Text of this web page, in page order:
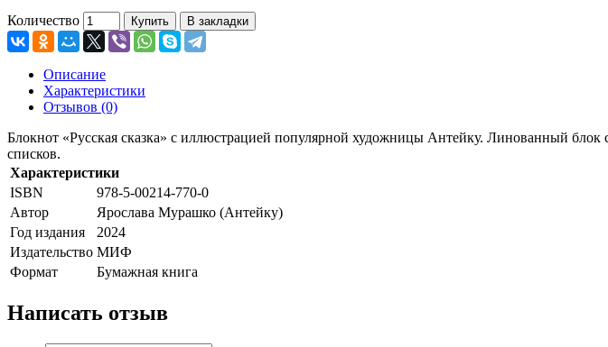
Количество Купить В закладки
Описание
Характеристики
Отзывов (0)
Блокнот «Русская сказка» с иллюстрацией популярной художницы Антейку. Линованный
списков.
Характеристики
ISBN
978-5-00214-770-0
Автор
Ярослава Мурашко (Антейку)
Год издания
2024
Издательство МИФ
Формат
Бумажная книга
Написать отзыв